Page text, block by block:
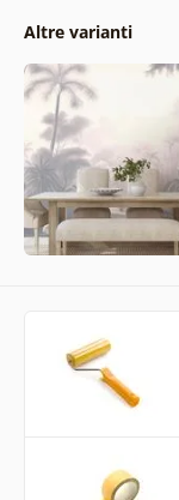
Altre varianti